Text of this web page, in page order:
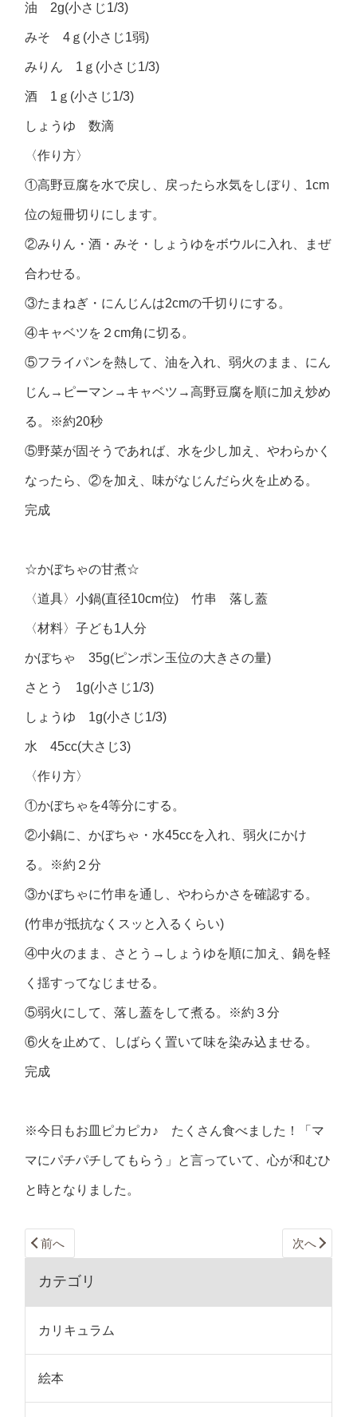
油 2g(小さじ1/3)
みそ 4ｇ(小さじ1弱)
みりん 1ｇ(小さじ1/3)
酒 1ｇ(小さじ1/3)
しょうゆ 数滴
〈作り方〉
①高野豆腐を水で戻し、戻ったら水気をしぼり、1cm
位の短冊切りにします。
②みりん・酒・みそ・しょうゆをボウルに入れ、まぜ
合わせる。
③たまねぎ・にんじんは2cmの千切りにする。
④キャベツを２cm角に切る。
⑤フライパンを熱して、油を入れ、弱火のまま、にん
じん→ピーマン→キャベツ→高野豆腐を順に加え炒め
る。※約20秒
⑤野菜が固そうであれば、水を少し加え、やわらかく
なったら、②を加え、味がなじんだら火を止める。
完成
☆かぼちゃの甘煮☆
〈道具〉小鍋(直径10cm位) 竹串 落し蓋
〈材料〉子ども1人分
かぼちゃ 35g(ピンポン玉位の大きさの量)
さとう 1g(小さじ1/3)
しょうゆ 1g(小さじ1/3)
水 45cc(大さじ3)
〈作り方〉
①かぼちゃを4等分にする。
②小鍋に、かぼちゃ・水45ccを入れ、弱火にかけ
る。※約２分
③かぼちゃに竹串を通し、やわらかさを確認する。
(竹串が抵抗なくスッと入るくらい)
④中火のまま、さとう→しょうゆを順に加え、鍋を軽
く揺すってなじませる。
⑤弱火にして、落し蓋をして煮る。※約３分
⑥火を止めて、しばらく置いて味を染み込ませる。
完成
※今日もお皿ピカピカ♪ たくさん食べました！「マ
マにパチパチしてもらう」と言っていて、心が和むひ
と時となりました。
前へ 次へ
カテゴリ
カリキュラム
絵本